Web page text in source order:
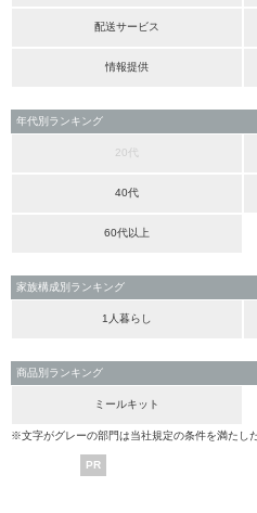
配送サービス
情報提供
年代別ランキング
20代
40代
60代以上
家族構成別ランキング
1人暮らし
商品別ランキング
ミールキット
※文字がグレーの部門は当社規定の条件を満たし
PR